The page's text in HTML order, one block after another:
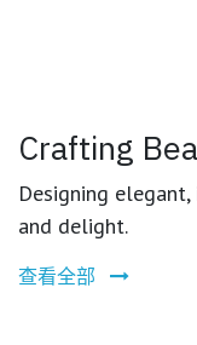
Crafting
Designing
and delight.
查看全部